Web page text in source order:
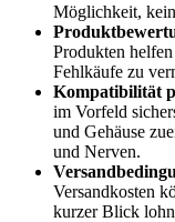
Möglichkeit,
Produkten
Fehlkäufe zu
Kompatibilität
im Vorfeld
und Gehäuse
und Nerven.
Versandkosten
kurzer Blick